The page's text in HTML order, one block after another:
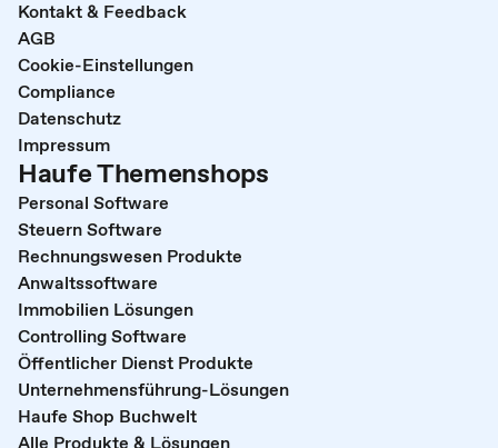
Kontakt & Feedback
AGB
Cookie-Einstellungen
Compliance
Datenschutz
Impressum
Haufe Themenshops
Personal Software
Steuern Software
Rechnungswesen Produkte
Anwaltssoftware
Immobilien Lösungen
Controlling Software
Öffentlicher Dienst Produkte
Unternehmensführung-Lösungen
Haufe Shop Buchwelt
Alle Produkte & Lösungen